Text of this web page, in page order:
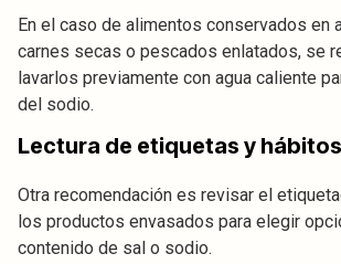
En el caso de alimentos conservados en
carnes secas o pescados enlatados, se
lavarlos previamente con agua caliente
del sodio.
Lectura de etiquetas y
Otra recomendación es revisar el
los productos envasados para elegir
contenido de sal o sodio.